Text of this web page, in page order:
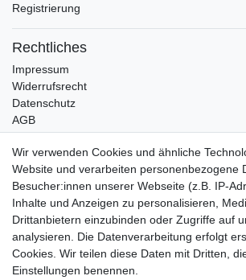
Registrierung
Rechtliches
Impressum
Widerrufsrecht
Datenschutz
AGB
Bleibt auf dem Laufenden ...
Newsletter
Honig
Hiermit bestätige ich, dass ich dieDaten­schutz­erklärung
Einwilligung kann ich jederzeit widerrufen.**
Wir verwenden Cookies und ähnliche
Website und verarbeiten personenbezogene
Besucher:innen unserer Webseite (z.B. IP-
Inhalte und Anzeigen zu personalisieren,
Drittanbietern einzubinden oder Zugriffe auf
analysieren. Die Datenverarbeitung erfolgt
Cookies. Wir teilen diese Daten mit Dritten,
Einstellungen benennen.